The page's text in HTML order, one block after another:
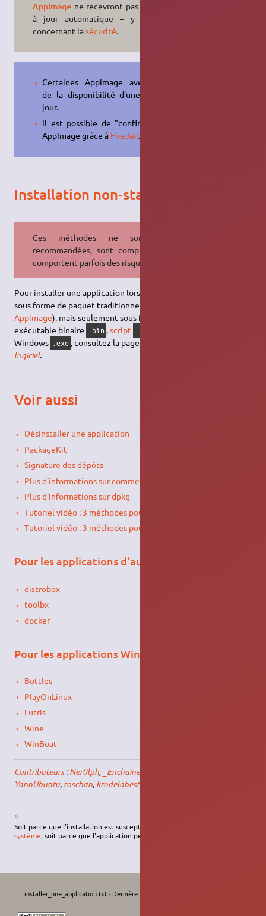
AppImagene recevront pas de mise
à jour automatique – y compris
concernant lasécurité.
Certaines AppImage avertissent
de la disponibilité d'une mise à
jour.
Il est possible de "confiner" une
AppImage grâce à FireJail.
Installation non-standard
Ces méthodes ne sont pas
recommandées, sont complexes et
comportent parfois des risques.
Pour installer une application lorsqu'elle n'est pas disponible
sous forme de paquet traditionnel (
Appimage), mais seulement sous forme par exemple de
exécutable binaire
.bin ,script
Windows
.exe , consultez la page
logiciel.
Voir aussi
Désinstaller une application
PackageKit
Signature des dépôts
Plus d'informations sur comment ouvrir un terminal
Plus d'informations sur dpkg
Tutoriel vidéo : 3 méthodes pour installer ses logiciels
Tutoriel vidéo : 3 méthodes pour mettre à jour ses logiciels
Pour les applications d'autres distributions
distrobox
toolbx
docker
Pour les applications Windows
Bottles
PlayOnLinux
Lutris
Wine
WinBoat
Contributeurs:Ner0lph, _Enchained
YannUbuntu, roschan, krodelabestiole
1)
Soit parce que l'installation est susceptible de casser des éléments du
système, soit parce que l'application peut être
installer_une_application.txt· Dernière modification :